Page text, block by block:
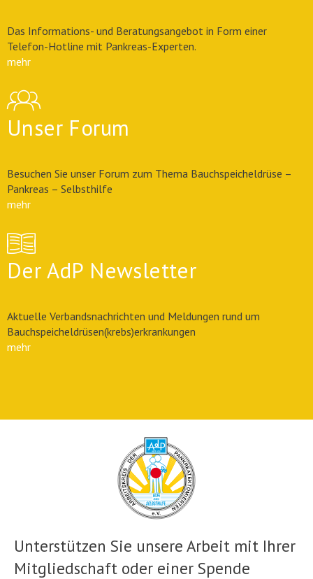
Das Informations- und Beratungsangebot in Form einer
Telefon-Hotline mit Pankreas-Experten.
mehr
Unser Forum
Besuchen Sie unser Forum zum Thema Bauchspeicheldrüse –
Pankreas – Selbsthilfe
mehr
Der AdP Newsletter
Aktuelle Verbandsnachrichten und Meldungen rund um
Bauchspeicheldrüsen(krebs)erkrankungen
mehr
Unterstützen Sie unsere Arbeit mit Ihrer
Mitgliedschaft oder einer Spende